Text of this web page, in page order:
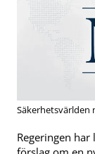
Säkerhetsvärlden
Regeringen